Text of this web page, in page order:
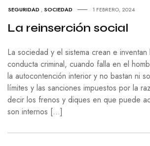
SEGURIDAD , SOCIEDAD 1 FEBRERO, 2024
La reinserción social
La sociedad y el sistema crean e inventan
conducta criminal, cuando falla en el
la autocontención interior y no bastan ni
límites y las sanciones impuestos por la
decir los frenos y diques en que puede
son internos […]